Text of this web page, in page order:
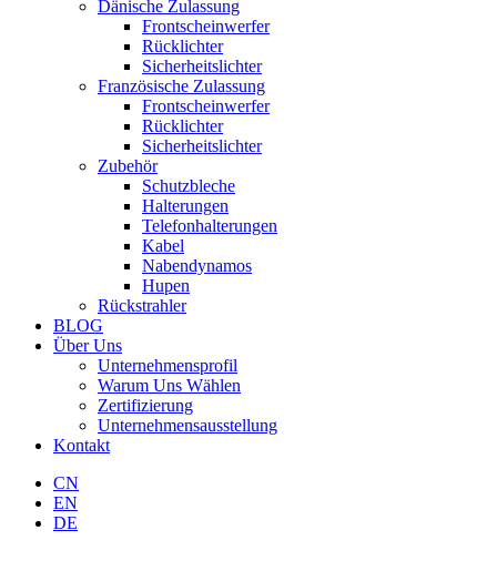
Dänische Zulassung
Frontscheinwerfer
Rücklichter
Sicherheitslichter
Französische Zulassung
Frontscheinwerfer
Rücklichter
Sicherheitslichter
Zubehör
Schutzbleche
Halterungen
Telefonhalterungen
Kabel
Nabendynamos
Hupen
Rückstrahler
BLOG
Über Uns
Unternehmensprofil
Warum Uns Wählen
Zertifizierung
Unternehmensausstellung
Kontakt
CN
EN
DE